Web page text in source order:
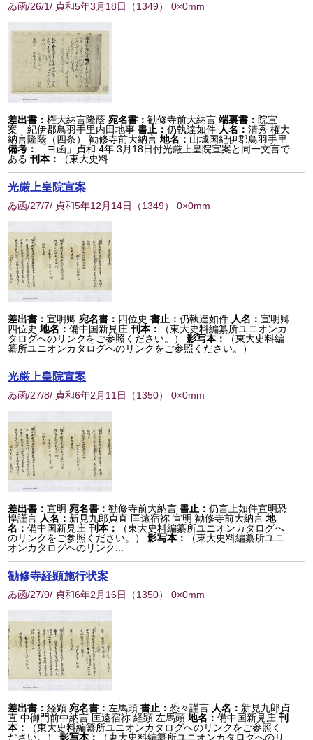
ゐ函/26/1/ 貞和5年3月18日 （1349） 0×0mm
差出書：権大納言隆蔭 宛名書：勧修寺前大納言 端裏書： 院宣
案 紀伊郡鳥羽手里内田地事 書止：仍執達如件 人名：清秀 権大
納言隆蔭（四条） 勧修寺前大納言 地名： 山城国紀伊郡鳥羽手里
備考：
「ヨ函」貞和 4年 3月18日付光厳上皇院宣案と同一文言で
ある 刊本： （東大史料...
光厳上皇院宣案
ゐ函/27/7/ 貞和5年12月14日 （1349） 0×0mm
差出書：宣明卿 宛名書： 四位史 書止：仍執達如件 人名：宣明卿
四位史 地名：備中国新見庄 刊本：
（東大史料編纂所ユニオンカ
タログへのリンクをご参照ください。）
影写本：
（東大史料編
纂所ユニオンカタログへのリンクをご参照ください。）
光厳上皇院宣案
ゐ函/27/8/ 貞和6年2月11日 （1350） 0×0mm
差出書：宣明 宛名書：勧修寺前大納言 書止：仍言上如件宣明恐
惶謹言 人名： 新見九郎貞直 匡遠宿祢 宣明 勧修寺前大納言 地
名：備中国新見庄 刊本：
（東大史料編纂所ユニオンカタログへ
のリンクをご参照ください。）
影写本：
（東大史料編纂所ユニ
オンカタログへのリンク...
勧修寺経顕施行状案
ゐ函/27/9/ 貞和6年2月16日 （1350） 0×0mm
差出書：経顕 宛名書： 左馬頭 書止：恐々謹言 人名： 新見九郎貞
直 中御門前中納言 匡遠宿祢 経顕 左馬頭 地名：備中国新見庄 刊
本：
（東大史料編纂所ユニオンカタログへのリンクをご参照く
ださい。）
影写本：
（東大史料編纂所ユニオンカタログへのリ